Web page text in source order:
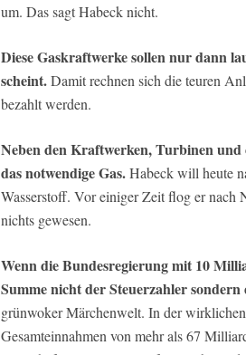
um. Das sagt Habeck nicht.
Diese Gaskraftwerke sollen nur dann
scheint.Damit rechnen sich die teuren
bezahlt werden.
Neben den Kraftwerken, Turbinen
das notwendige Gas.Habeck will heute
Wasserstoff. Vor einiger Zeit flog er nach
nichts gewesen.
Wenn die Bundesregierung mit 10
Summe nicht der Steuerzahler
grünwoker Märchenwelt. In der
Gesamteinnahmen von mehr als 67